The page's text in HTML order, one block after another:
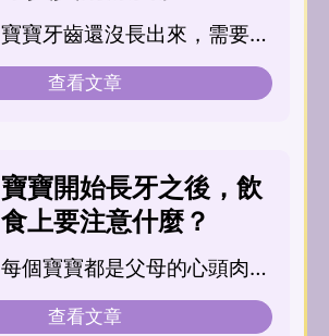
寶寶牙齒還沒長出來，需要清
潔嗎？...
查看文章
寶寶開始長牙之後，飲
食上要注意什麼？
每個寶寶都是父母的心頭肉，
總是想給他們...
查看文章